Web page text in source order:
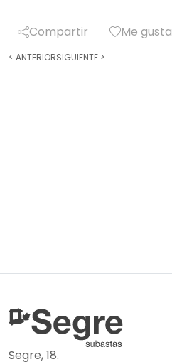
Compartir Me gusta
< ANTERIORSIGUIENTE >
Segre, 18.